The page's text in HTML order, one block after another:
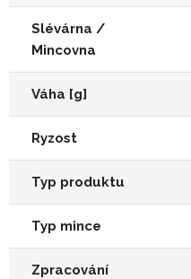
Slévárna /
Mincovna
Váha [g]
Ryzost
Typ produktu
Typ mince
Zpracování